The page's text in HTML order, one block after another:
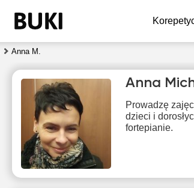
Anna M.
Anna
Prowadzę
dzieci i
fortepianie.
czw
6
7